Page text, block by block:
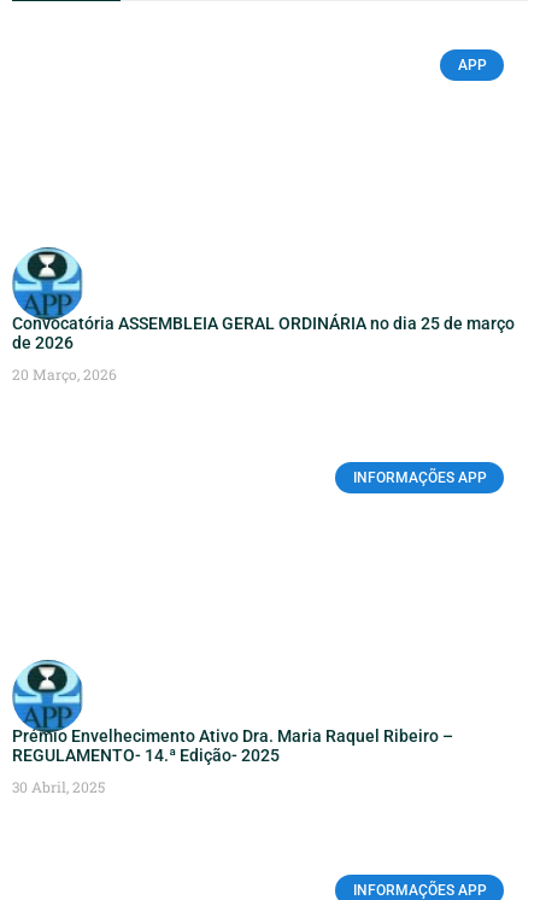
APP
Convocatória ASSEMBLEIA GERAL ORDINÁRIA no dia 25 de março
de 2026
20 Março, 2026
INFORMAÇÕES APP
Prémio Envelhecimento Ativo Dra. Maria Raquel Ribeiro –
REGULAMENTO- 14.ª Edição- 2025
30 Abril, 2025
INFORMAÇÕES APP